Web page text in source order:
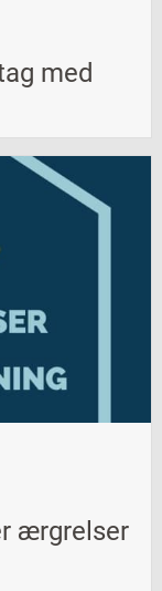
med
ærgrelser